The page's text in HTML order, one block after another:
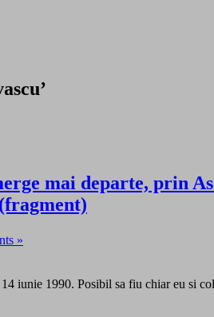
mai departe, prin
»
iunie 1990. Posibil sa fiu chiar eu si